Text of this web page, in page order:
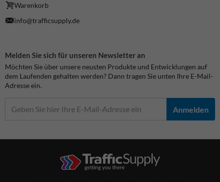
Warenkorb
info@trafficsupply.de
Melden Sie sich für unseren Newsletter an
Möchten Sie über unsere neusten Produkte und Entwicklungen auf
dem Laufenden gehalten werden? Dann tragen Sie unten Ihre E-Mail-
Adresse ein.
Anmelden